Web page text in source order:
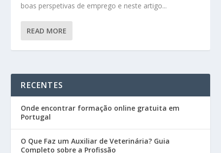
boas perspetivas de emprego e neste artigo...
READ MORE
RECENTES
Onde encontrar formação online gratuita em
Portugal
O Que Faz um Auxiliar de Veterinária? Guia
Completo sobre a Profissão